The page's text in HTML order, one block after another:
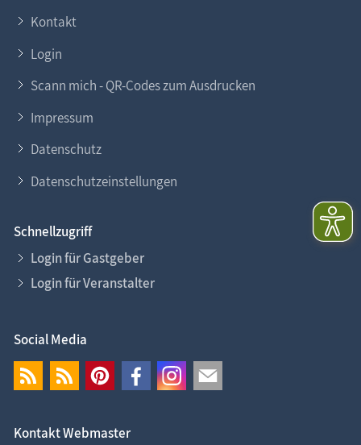
Kontakt
Login
Scann mich - QR-Codes zum Ausdrucken
Impressum
Datenschutz
Datenschutzeinstellungen
Schnellzugriff
Login für Gastgeber
Login für Veranstalter
Social Media
Kontakt Webmaster